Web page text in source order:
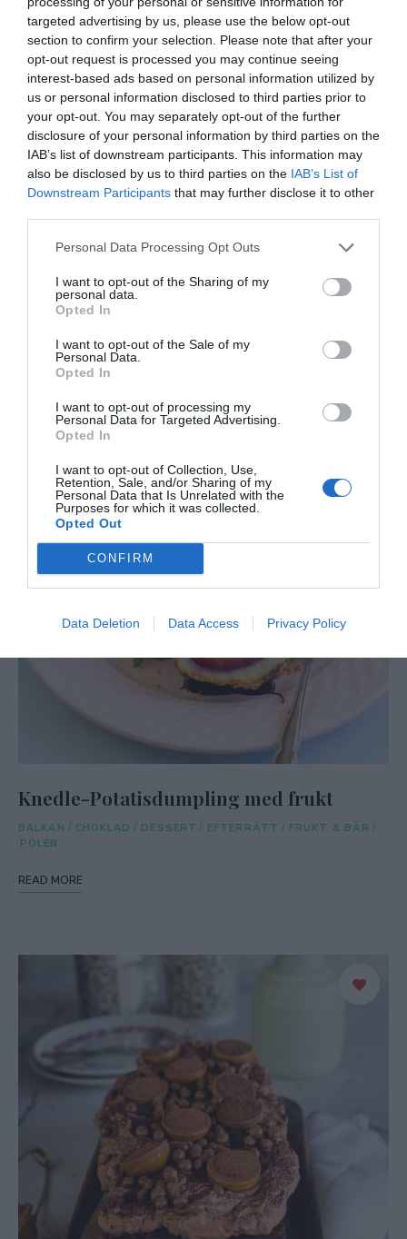
targeted advertising by us, please use the below opt-out
section to confirm your selection. Please note that after your
opt-out request is processed you may continue seeing
interest-based ads based on personal information utilized by
us or personal information disclosed to third parties prior to
your opt-out. You may separately opt-out of the further
disclosure of your personal information by third parties on the
IAB’s list of downstream participants. This information may
also be disclosed by us to third parties on the IAB’s List of
Downstream Participants that may further disclose it to other
Personal Data Processing Opt Outs
I want to opt-out of the Sharing of my
personal data.
Opted In
I want to opt-out of the Sale of my
Personal Data.
Opted In
I want to opt-out of processing my
Personal Data for Targeted Advertising.
Opted In
I want to opt-out of Collection, Use,
Retention, Sale, and/or Sharing of my
Personal Data that Is Unrelated with the
Purposes for which it was collected.
Opted Out
CONFIRM
Data Deletion Data Access Privacy Policy
Buhtle-Fyllda fikabröd
/UNGERN
READ MORE
Knedle-Potatisdumpling med frukt
BALKAN / CHOKLAD / DESSERT / EFTERRÄTT / FRUKT & BÄR /
POLEN
READ MORE